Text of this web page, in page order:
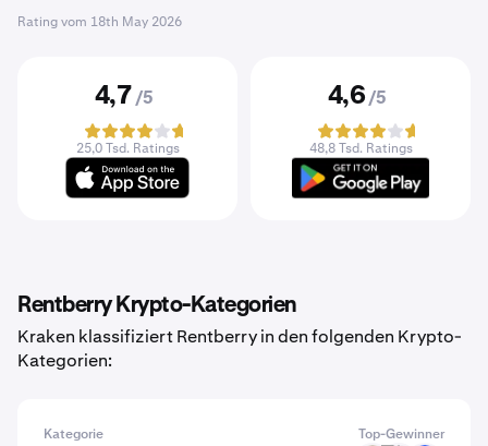
Rating vom 18th May 2026
4,7 /5
25,0 Tsd. Ratings
4,6 /5
48,8 Tsd. Ratings
Rentberry Krypto-Kategorien
Kraken klassifiziert Rentberry in den folgenden Krypto-
Kategorien:
Kategorie Top-Gewinner